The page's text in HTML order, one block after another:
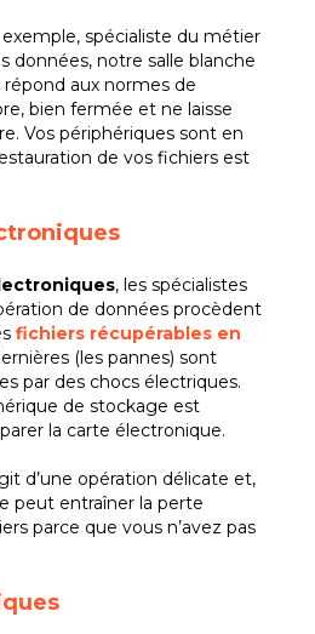
spécialiste du métier
données, notre salle blanche
aux normes de
bien fermée et ne laisse
Vos périphériques sont en
de vos fichiers est
, les spécialistes
de données procèdent
fichiers récupérables en
(les pannes) sont
par des chocs électriques.
de stockage est
la carte électronique.
d’une opération délicate et,
peut entraîner la perte
parce que vous n’avez pas